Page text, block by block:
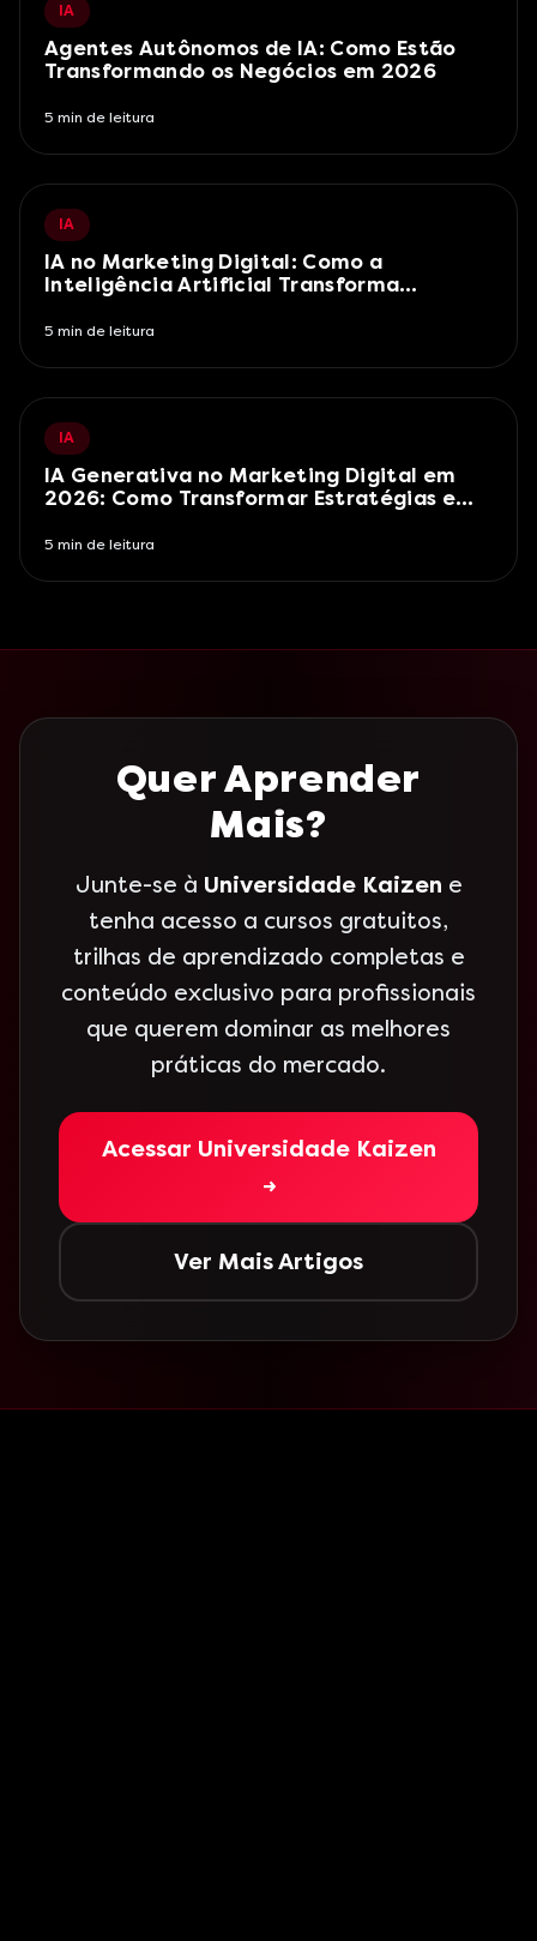
IA
Agentes Autônomos de IA: Como Estão
Transformando os Negócios em 2026
5 min de leitura
IA
IA no Marketing Digital: Como a
Inteligência Artificial Transforma
5 min de leitura
IA
IA Generativa no Marketing Digital em
2026: Como Transformar Estratégias e
5 min de leitura
Quer Aprender
Mais?
Junte-se à Universidade Kaizen e
tenha acesso a cursos gratuitos,
trilhas de aprendizado completas e
conteúdo exclusivo para profissionais
que querem dominar as melhores
práticas do mercado.
Acessar Universidade Kaizen
→
Ver Mais Artigos